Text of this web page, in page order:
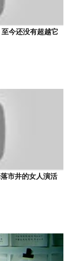
今还没有超越它
市井的女人演活